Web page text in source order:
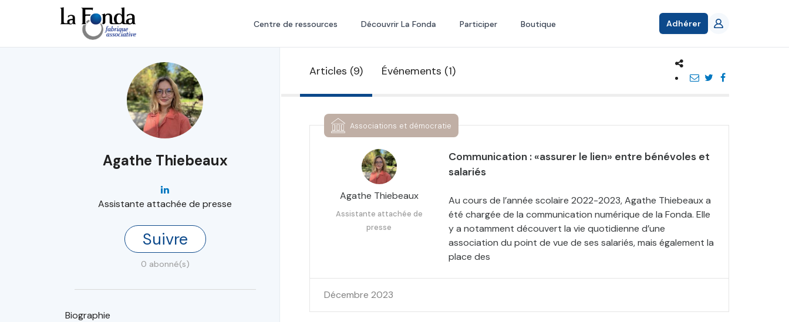
principal
Centre de ressources Découvrir La Fonda Participer Boutique Adhérer
Agathe Thiebeaux
Assistante attachée de presse
Suivre
0 abonné(s)
Biographie
Articles (9) Événements (1)
Associations et démocratie
Agathe Thiebeaux
Assistante attachée de
presse
Communication : «assurer le lien» entre bénévoles et
salariés
Au cours de l’année scolaire 2022-2023, Agathe Thiebeaux a
été chargée de la communication numérique de la Fonda. Elle
y a notamment découvert la vie quotidienne d’une
association du point de vue de ses salariés, mais également la
place des
Décembre 2023